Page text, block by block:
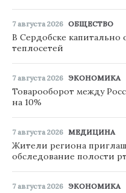
7 августа 2026 ОБЩЕСТВО
В Сердобске капитально
теплосетей
7 августа 2026 ЭКОНОМИКА
Товарооборот между
на 10%
7 августа 2026 МЕДИЦИНА
Жители региона
обследование полости
7 августа 2026 ЭКОНОМИКА